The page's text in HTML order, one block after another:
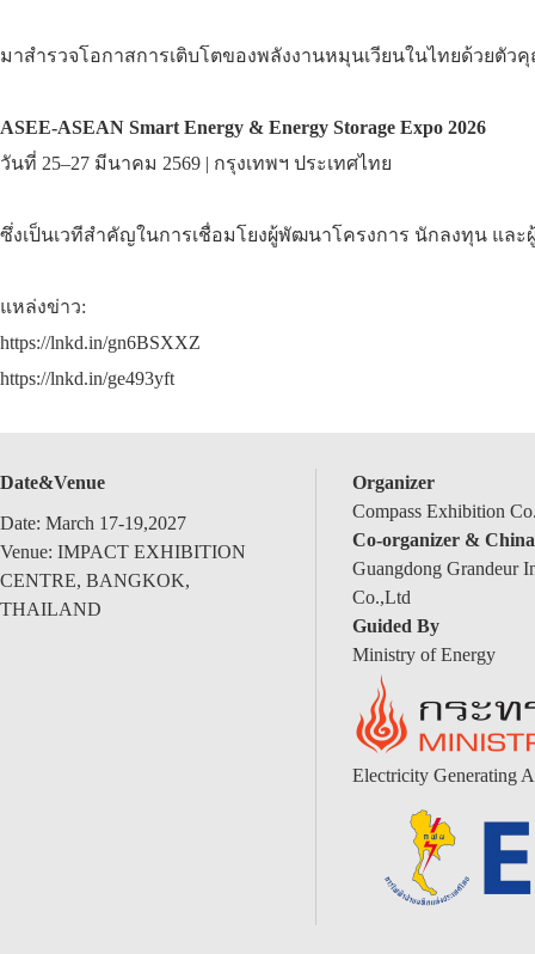
มาสำรวจโอกาสการเติบโตของพลังงานหมุนเวียนในไทยด้วยตัว
ASEE-ASEAN Smart Energy & Energy Storage Expo 2026
วันที่ 25–27 มีนาคม 2569 | กรุงเทพฯ ประเทศไทย
ซึ่งเป็นเวทีสำคัญในการเชื่อมโยงผู้พัฒนาโครงการ นักลงทุน และ
แหล่งข่าว:
https://lnkd.in/gn6BSXXZ
https://lnkd.in/ge493yft
Date&Venue
Date: March 17-19,2027
Venue: IMPACT EXHIBITION
CENTRE, BANGKOK,
THAILAND
Organizer
Compass Exhibition
Co-organizer &
Guangdong Grandeur
Co.,Ltd
Guided By
Ministry of Energy
Electricity Generating